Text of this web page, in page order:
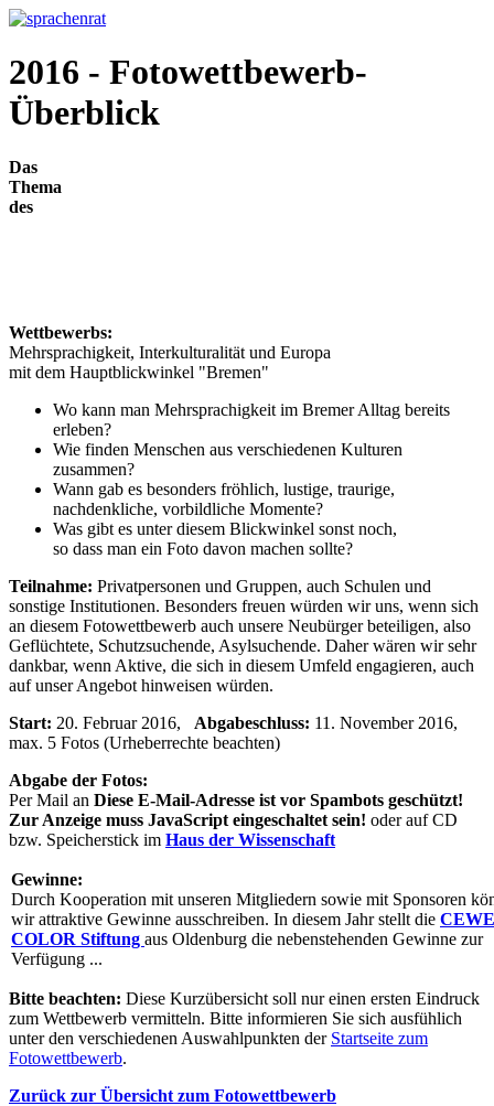
2016 - Fotowettbewerb-
Überblick
Das
Thema
des
Wettbewerbs:
Mehrsprachigkeit, Interkulturalität und Europa
mit dem Hauptblickwinkel "Bremen"
Wo kann man Mehrsprachigkeit im Bremer Alltag bereits
erleben?
Wie finden Menschen aus verschiedenen Kulturen
zusammen?
Wann gab es besonders fröhlich, lustige, traurige,
nachdenkliche, vorbildliche Momente?
Was gibt es unter diesem Blickwinkel sonst noch,
so dass man ein Foto davon machen sollte?
Teilnahme: Privatpersonen und Gruppen, auch Schulen und
sonstige Institutionen. Besonders freuen würden wir uns, wenn sich
an diesem Fotowettbewerb auch unsere Neubürger beteiligen, also
Geflüchtete, Schutzsuchende, Asylsuchende. Daher wären wir sehr
dankbar, wenn Aktive, die sich in diesem Umfeld engagieren, auch
auf unser Angebot hinweisen würden.
Start: 20. Februar 2016, Abgabeschluss: 11. November 2016,
max. 5 Fotos (Urheberrechte beachten)
Abgabe der Fotos:
Per Mail an Diese E-Mail-Adresse ist vor Spambots geschützt!
Zur Anzeige muss JavaScript eingeschaltet sein! oder auf CD
bzw. Speicherstick im Haus der Wissenschaft
Gewinne:
Durch Kooperation mit unseren Mitgliedern sowie mit Sponsoren
wir attraktive Gewinne ausschreiben. In diesem Jahr stellt die CEWE
COLOR Stiftung aus Oldenburg die nebenstehenden Gewinne zur
Verfügung ...
Bitte beachten: Diese Kurzübersicht soll nur einen ersten Eindruck
zum Wettbewerb vermitteln. Bitte informieren Sie sich ausfühlich
unter den verschiedenen Auswahlpunkten der Startseite zum
Fotowettbewerb.
Zurück zur Übersicht zum Fotowettbewerb